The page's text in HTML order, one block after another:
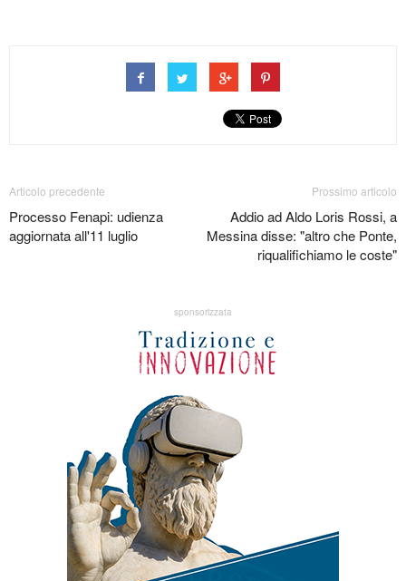
Articolo precedente
Processo Fenapi: udienza
aggiornata all'11 luglio
Prossimo articolo
Addio ad Aldo Loris Rossi, a
Messina disse: "altro che Ponte,
riqualifichiamo le coste"
sponsorizzata